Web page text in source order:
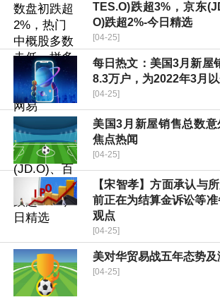
TES.O)跌超3%，京东
O)跌超2%-今日精选
[04-25]
每日热文：美国3月新屋
8.3万户，为2022年3月
[04-25]
美国3月新屋销售总数
焦点热闻
[04-25]
【宋智孝】方面承认与
前正在为结算金诉讼等
观点
[04-25]
美对华贸易战五年态势
[04-25]